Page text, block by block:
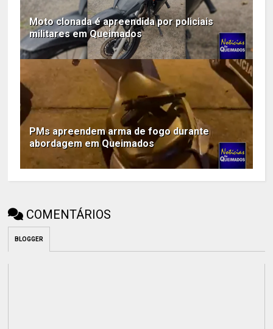
Moto clonada é apreendida por policiais
militares em Queimados
PMs apreendem arma de fogo durante
abordagem em Queimados
COMENTÁRIOS
BLOGGER